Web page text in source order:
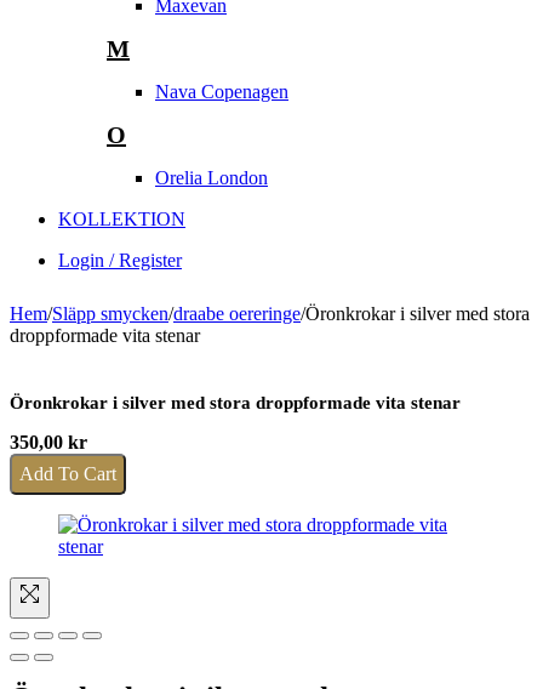
Maxevan
M
Nava Copenagen
O
Orelia London
KOLLEKTION
Login / Register
Hem/Släpp smycken/draabe oereringe/Öronkrokar i silver med stora
droppformade vita stenar
Öronkrokar i silver med stora droppformade vita stenar
350,00 kr
Add To Cart